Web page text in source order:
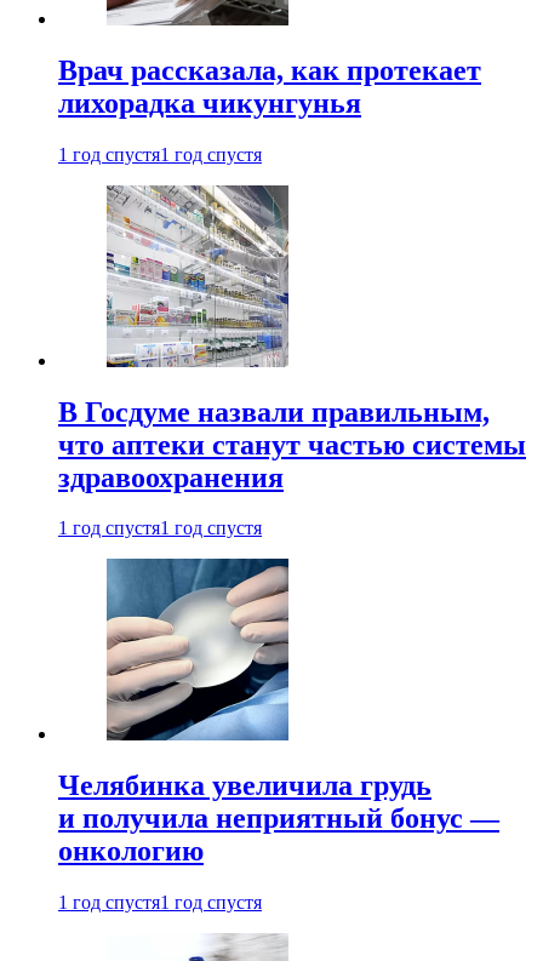
Врач рассказала, как протекает
лихорадка чикунгунья
1 год спустя1 год спустя
В Госдуме назвали правильным,
что аптеки станут частью системы
здравоохранения
1 год спустя1 год спустя
Челябинка увеличила грудь
и получила неприятный бонус —
онкологию
1 год спустя1 год спустя